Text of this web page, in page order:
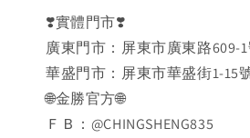
❣️實體門市❣️
廣東門市：屏東市廣東路609-
華盛門市：屏東市華盛街1-15
🌐金勝官方🌐
ＦＢ：@CHINGSHENG835